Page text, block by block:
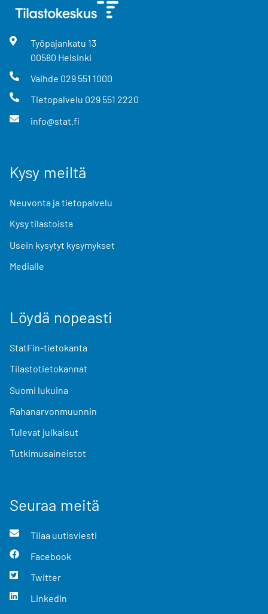
Työpajankatu 13
00580 Helsinki
Vaihde 029 551 1000
Tietopalvelu 029 551 2220
info@stat.fi
Kysy meiltä
Neuvonta ja tietopalvelu
Kysy tilastoista
Usein kysytyt kysymykset
Medialle
Löydä nopeasti
StatFin-tietokanta
Tilastotietokannat
Suomi lukuina
Rahanarvonmuunnin
Tulevat julkaisut
Tutkimusaineistot
Seuraa meitä
Tilaa uutisviesti
Facebook
Twitter
LinkedIn